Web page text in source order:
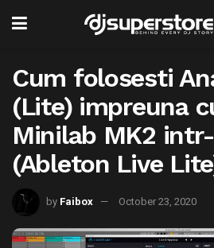
Cum folosesti
(Lite) impreuna
Minilab MK2
(Ableton Live
by Faibox October 23, 2020